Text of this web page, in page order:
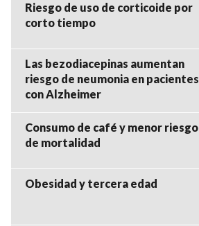
Riesgo de uso de corticoide por
corto tiempo
Las bezodiacepinas aumentan
riesgo de neumonia en pacientes
con Alzheimer
Consumo de café y menor riesgo
de mortalidad
Obesidad y tercera edad